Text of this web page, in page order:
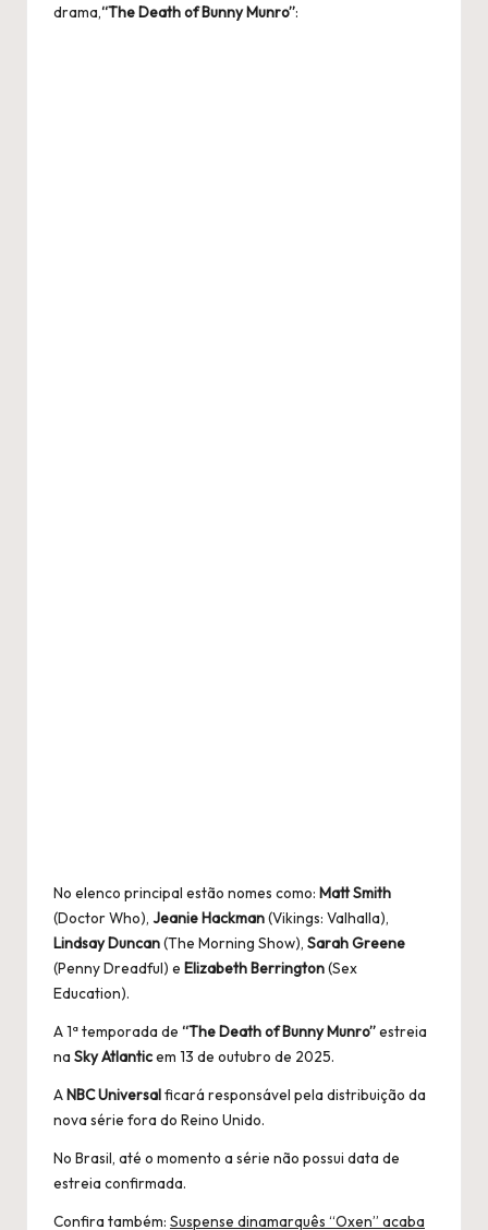
drama,“The Death of Bunny Munro”:
No elenco principal estão nomes como: Matt Smith
(Doctor Who), Jeanie Hackman(Vikings: Valhalla),
Lindsay Duncan(The Morning Show), Sarah Greene
(Penny Dreadful) e Elizabeth Berrington(Sex
Education).
A 1ª temporada de “The Death of Bunny Munro”estreia
na Sky Atlanticem 13 de outubro de 2025.
ANBC Universalficará responsável pela distribuição da
nova série fora do Reino Unido.
No Brasil, até o momento a série não possui data de
estreia confirmada.
Confira também: Suspense dinamarquês “Oxen” acaba